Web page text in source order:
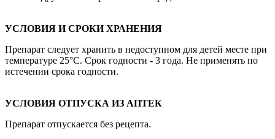
УСЛОВИЯ И СРОКИ ХРАНЕНИЯ
Препарат следует хранить в недоступном для детей месте при
температуре 25°С. Срок годности - 3 года. Не применять по
истечении срока годности.
УСЛОВИЯ ОТПУСКА ИЗ АПТЕК
Препарат отпускается без рецепта.